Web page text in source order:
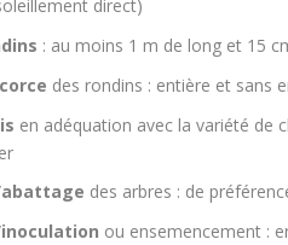
direct)
: au moins 1 m de long et 15
des rondins : entière et sans
en adéquation avec la variété de
des arbres : de
ou ensemencement :